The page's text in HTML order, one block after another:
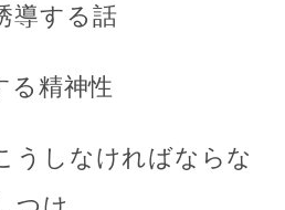
導する話
る精神性
うしなければならな